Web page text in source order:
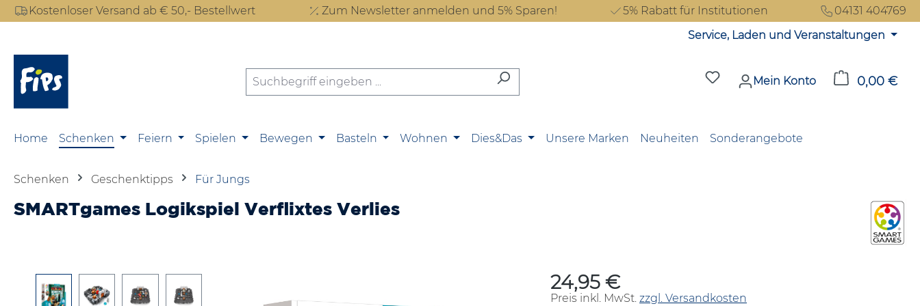
Hauptinhalt springen
Zur Suche springen
Zur Hauptnavigation springen
Kostenloser Versand ab € 50,- Bestellwert Zum Newsletter anmelden und 5% Sparen! 5% Rabatt für Institutionen
04131 404769
Service, Laden und Veranstaltungen
Du hast 0 Produkte auf dem
Mein Konto 0,00 €
Home Schenken Feiern Spielen Bewegen Basteln Wohnen Dies&Das Unsere Marken Neuheiten Sonderangebote
Schenken Geschenktipps Für Jungs
SMARTgames Logikspiel Verflixtes Verlies
Bildergalerie überspringen Regulärer Preis:
24,95 €
Preis inkl. MwSt. zzgl. Versandkosten